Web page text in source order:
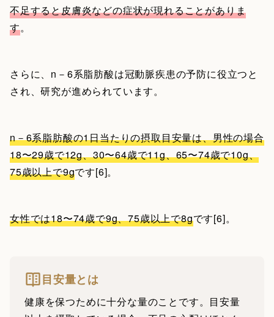
不足すると皮膚炎などの症状が現れることがありま
す。
さらに、n－6系脂肪酸は冠動脈疾患の予防に役立つと
され、研究が進められています。
n－6系脂肪酸の1日当たりの摂取目安量は、男性の場合
18〜29歳で12g、30〜64歳で11g、65〜74歳で10g、
75歳以上で9gです[6]。
女性では18〜74歳で9g、75歳以上で8gです[6]。
目安量とは
健康を保つために十分な量のことです。目安量